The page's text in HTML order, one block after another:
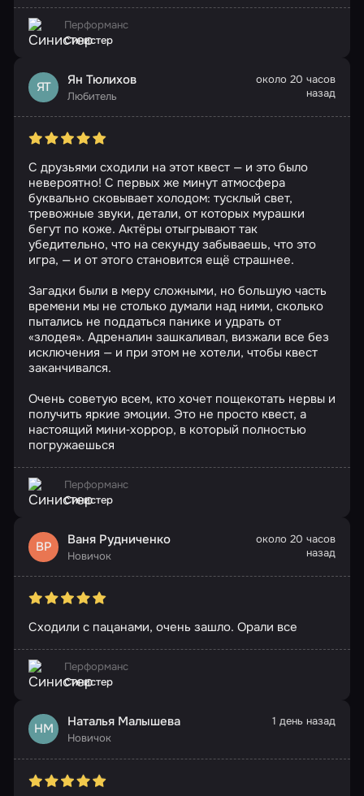
Перформанс
Синистер
ЯТ Ян Тюлихов
Любитель
около 20 часов
назад
С друзьями сходили на этот квест — и это было
невероятно! С первых же минут атмосфера
буквально сковывает холодом: тусклый свет,
тревожные звуки, детали, от которых мурашки
бегут по коже. Актёры отыгрывают так
убедительно, что на секунду забываешь, что это
игра, — и от этого становится ещё страшнее.
Загадки были в меру сложными, но большую часть
времени мы не столько думали над ними, сколько
пытались не поддаться панике и удрать от
«злодея». Адреналин зашкаливал, визжали все без
исключения — и при этом не хотели, чтобы квест
заканчивался.
Очень советую всем, кто хочет пощекотать нервы и
получить яркие эмоции. Это не просто квест, а
настоящий мини‑хоррор, в который полностью
погружаешься
Перформанс
Синистер
ВР Ваня Рудниченко
Новичок
около 20 часов
назад
Сходили с пацанами, очень зашло. Орали все
Перформанс
Синистер
НМ Наталья Малышева
Новичок
1 день назад